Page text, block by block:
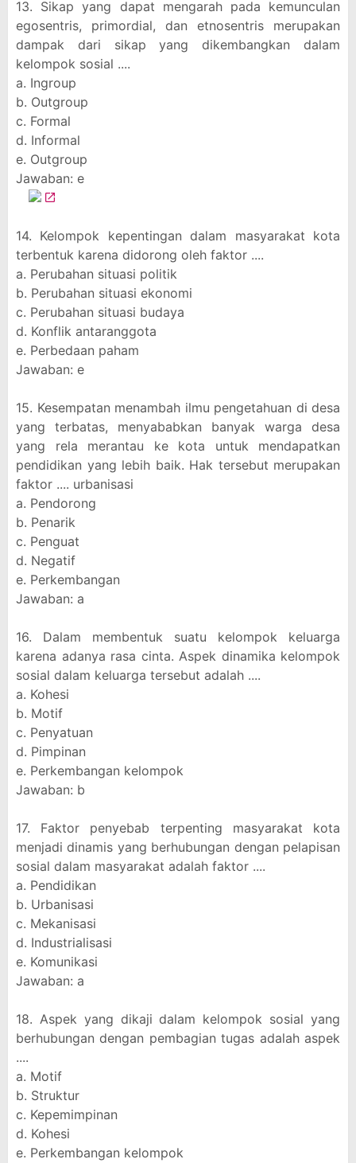
13. Sikap yang dapat mengarah pada kemunculan
egosentris, primordial, dan etnosentris merupakan
dampak dari sikap yang dikembangkan dalam
kelompok sosial ....
a. Ingroup
b. Outgroup
c. Formal
d. Informal
e. Outgroup
Jawaban: e
14. Kelompok kepentingan dalam masyarakat kota
terbentuk karena didorong oleh faktor ....
a. Perubahan situasi politik
b. Perubahan situasi ekonomi
c. Perubahan situasi budaya
d. Konflik antaranggota
e. Perbedaan paham
Jawaban: e
15. Kesempatan menambah ilmu pengetahuan di desa
yang terbatas, menyababkan banyak warga desa
yang rela merantau ke kota untuk mendapatkan
pendidikan yang lebih baik. Hak tersebut merupakan
faktor .... urbanisasi
a. Pendorong
b. Penarik
c. Penguat
d. Negatif
e. Perkembangan
Jawaban: a
16. Dalam membentuk suatu kelompok keluarga
karena adanya rasa cinta. Aspek dinamika kelompok
sosial dalam keluarga tersebut adalah ....
a. Kohesi
b. Motif
c. Penyatuan
d. Pimpinan
e. Perkembangan kelompok
Jawaban: b
17. Faktor penyebab terpenting masyarakat kota
menjadi dinamis yang berhubungan dengan pelapisan
sosial dalam masyarakat adalah faktor ....
a. Pendidikan
b. Urbanisasi
c. Mekanisasi
d. Industrialisasi
e. Komunikasi
Jawaban: a
18. Aspek yang dikaji dalam kelompok sosial yang
berhubungan dengan pembagian tugas adalah aspek
....
a. Motif
b. Struktur
c. Kepemimpinan
d. Kohesi
e. Perkembangan kelompok